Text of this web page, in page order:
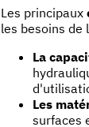
Les principaux
les besoins de
La
Les
surfaces